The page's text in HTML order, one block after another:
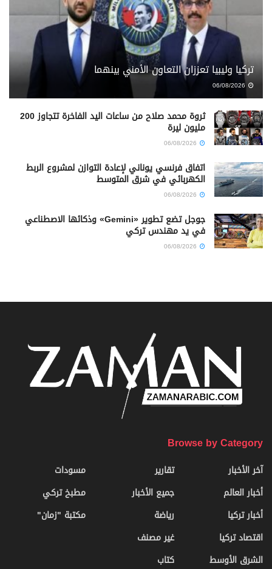
تركيا وليبيا تعززان التعاون الأمني بينهما
06/08/2026
ثروة محمد صلاح من ساعات اليد الفاخرة تتجاوز 200
مليون ليرة
اتفاق فرنسي يوناني لإعادة التوازن لمشروع الربط
الكهربائي في شرق المتوسط
جوجل تضع تطوير «Gemini» وذكائها الاصطناعي
في يد مهندس تركي
Browse by Category
آخر الأخبار
أخبار العالم
أخبار تركيا
اقتصاد تركيا
الشرق الأوسط
تقارير
جميع الأخبار
رياضة
غير مصنف
كتاب
مسودات
مطبخ تركي
مكتبة "زمان"